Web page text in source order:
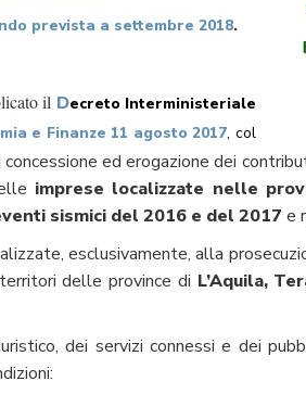
prevista a settembre 2018.
il Decreto Interministeriale
e Finanze 11 agosto 2017,col
ed erogazione dei
imprese localizzate nelle
sismici del 2016 e del 2017 e
esclusivamente, alla
delle province di L’Aquila,
dei servizi connessi e dei